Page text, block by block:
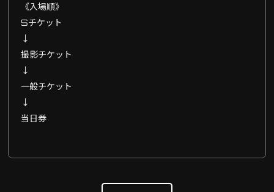
《入場順》
Sチケット
↓
撮影チケット
↓
一般チケット
↓
当日券